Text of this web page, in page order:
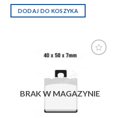
DODAJ DO KOSZYKA
BRAK W MAGAZYNIE